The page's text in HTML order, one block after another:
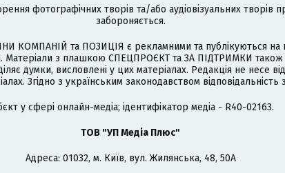
фотографічних творів та/або аудіовізуальних
забороняється.
КОМПАНІЙ та ПОЗИЦІЯ є рекламними та публікуються на
Матеріали з плашкою СПЕЦПРОЄКТ та ЗА ПІДТРИМКИ
думки, висловлені у цих матеріалах. Редакція не несе
Згідно з українським законодавством
у сфері онлайн-медіа; ідентифікатор медіа - R40-02163.
ТОВ "УП Медіа Плюс"
Адреса: 01032, м. Київ, вул. Жилянська, 48, 50А